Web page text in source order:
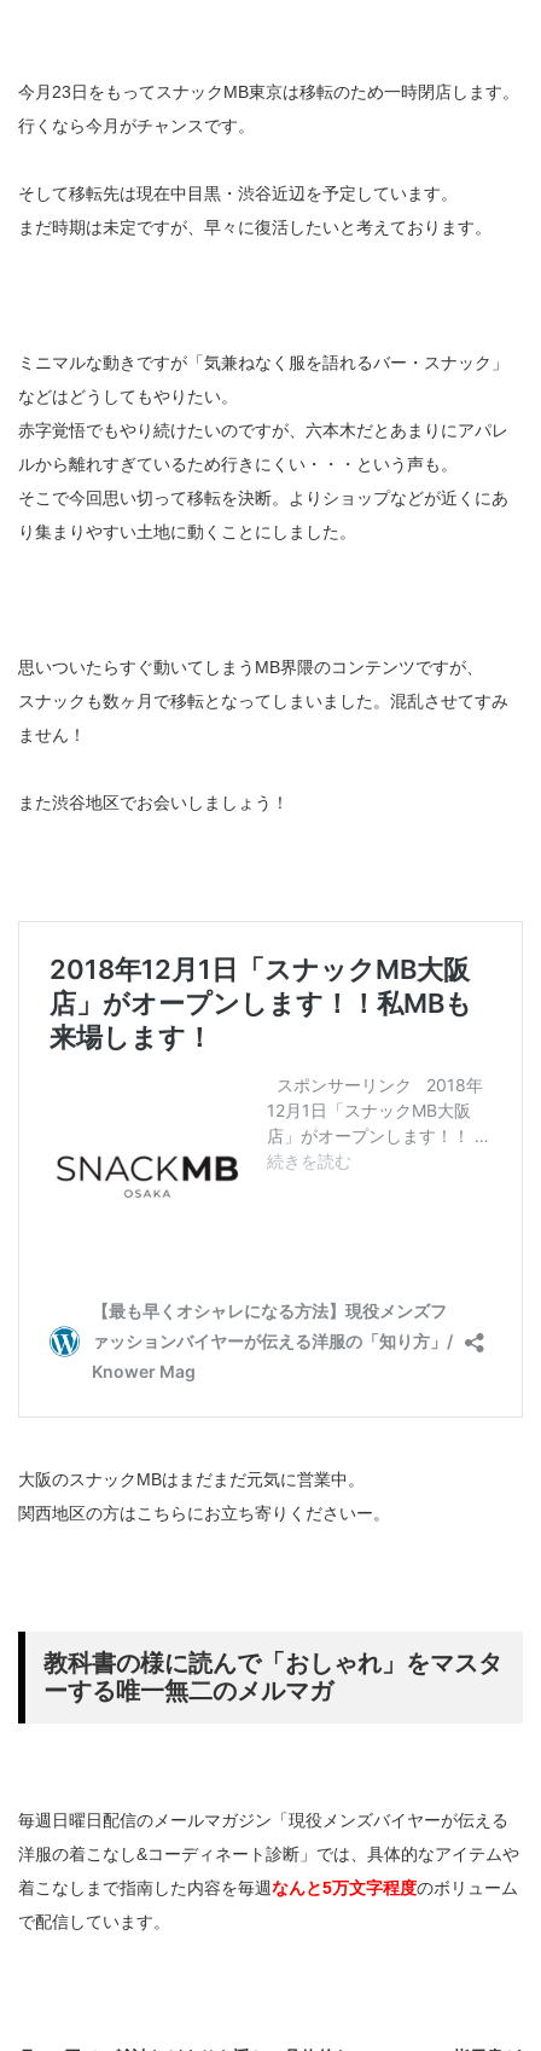
今月23日をもってスナックMB東京は移転のため一時閉店します。
行くなら今月がチャンスです。
そして移転先は現在中目黒・渋谷近辺を予定しています。
まだ時期は未定ですが、早々に復活したいと考えております。
ミニマルな動きですが「気兼ねなく服を語れるバー・スナック」
などはどうしてもやりたい。
赤字覚悟でもやり続けたいのですが、六本木だとあまりにアパレ
ルから離れすぎているため行きにくい・・・という声も。
そこで今回思い切って移転を決断。よりショップなどが近くにあ
り集まりやすい土地に動くことにしました。
思いついたらすぐ動いてしまうMB界隈のコンテンツですが、
スナックも数ヶ月で移転となってしまいました。混乱させてすみ
ません！
また渋谷地区でお会いしましょう！
大阪のスナックMBはまだまだ元気に営業中。
関西地区の方はこちらにお立ち寄りくださいー。
教科書の様に読んで「おしゃれ」をマスタ
ーする唯一無二のメルマガ
毎週日曜日配信のメールマガジン「現役メンズバイヤーが伝える
洋服の着こなし&コーディネート診断」では、具体的なアイテムや
着こなしまで指南した内容を毎週なんと5万文字程度のボリューム
で配信しています。